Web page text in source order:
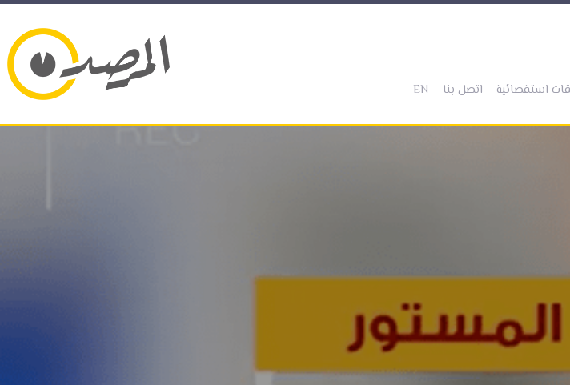
استقصائية
(current) اتصل بنا EN
(current)